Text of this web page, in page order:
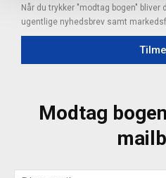
Når du trykker "modtag bogen"
ugentlige nyhedsbrev samt
Modtag